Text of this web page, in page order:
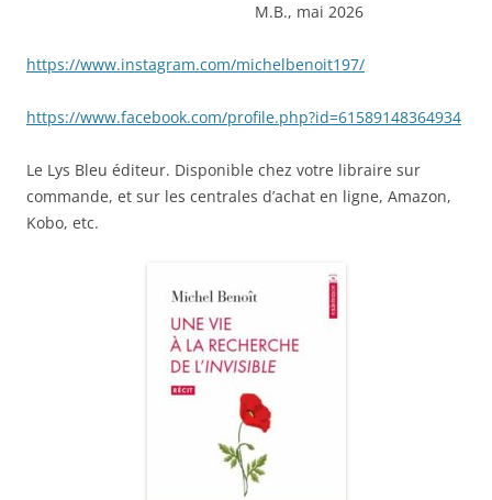
M.B., mai 2026
https://www.instagram.com/michelbenoit197/
https://www.facebook.com/profile.php?id=61589148364934
Le Lys Bleu éditeur. Disponible chez votre libraire sur
commande, et sur les centrales d’achat en ligne, Amazon,
Kobo, etc.